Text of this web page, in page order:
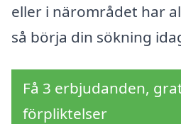
eller i närområdet har
så börja din sökning
Få 3 erbjudanden,
förpliktelser